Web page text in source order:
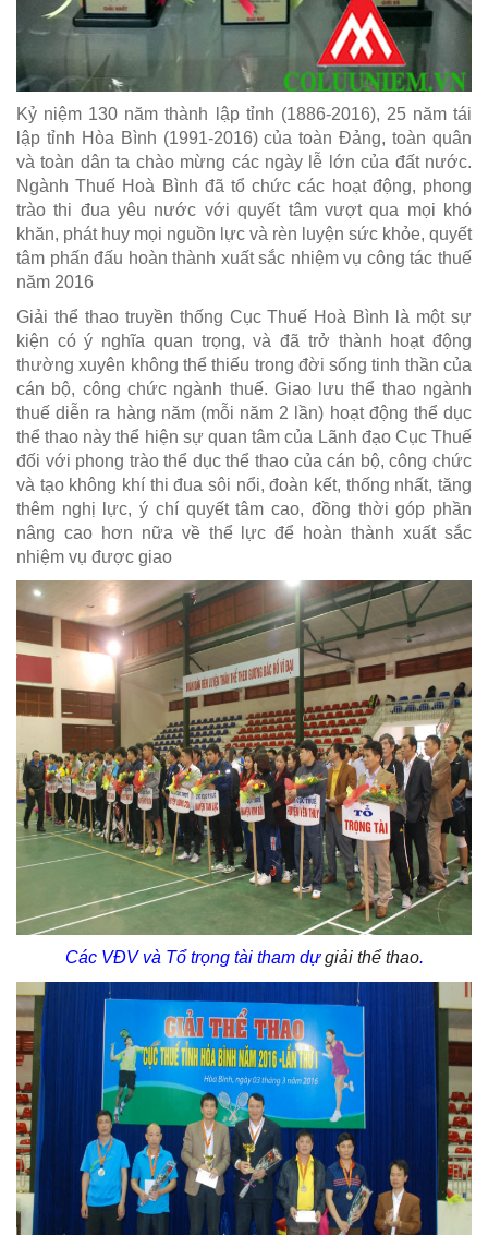
Kỷ niệm 130 năm thành lập tỉnh (1886-2016), 25 năm tái
lập tỉnh Hòa Bình (1991-2016) của toàn Đảng, toàn quân
và toàn dân ta chào mừng các ngày lễ lớn của đất nước.
Ngành Thuế Hoà Bình đã tổ chức các hoạt động, phong
trào thi đua yêu nước với quyết tâm vượt qua mọi khó
khăn, phát huy mọi nguồn lực và rèn luyện sức khỏe, quyết
tâm phấn đấu hoàn thành xuất sắc nhiệm vụ công tác thuế
năm 2016
Giải thể thao truyền thống Cục Thuế Hoà Bình là một sự
kiện có ý nghĩa quan trọng, và đã trở thành hoạt động
thường xuyên không thể thiếu trong đời sống tinh thần của
cán bộ, công chức ngành thuế. Giao lưu thể thao ngành
thuế diễn ra hàng năm (mỗi năm 2 lần) hoạt động thể dục
thể thao này thể hiện sự quan tâm của Lãnh đạo Cục Thuế
đối với phong trào thể dục thể thao của cán bộ, công chức
và tạo không khí thi đua sôi nổi, đoàn kết, thống nhất, tăng
thêm nghị lực, ý chí quyết tâm cao, đồng thời góp phần
nâng cao hơn nữa về thể lực để hoàn thành xuất sắc
nhiệm vụ được giao
Các VĐV và Tổ trọng tài tham dựgiải thể thao.